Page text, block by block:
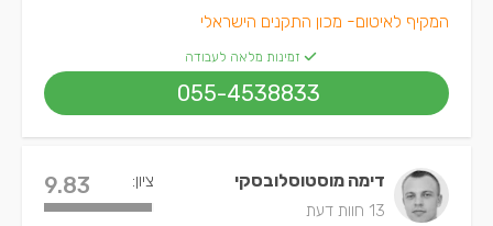
המקיף לאיטום- מכון התקנים הישראלי
זמינות מלאה לעבודה
055-4538833
דימה מוסטוסלובסקי
13 חוות דעת
ציון: 9.83